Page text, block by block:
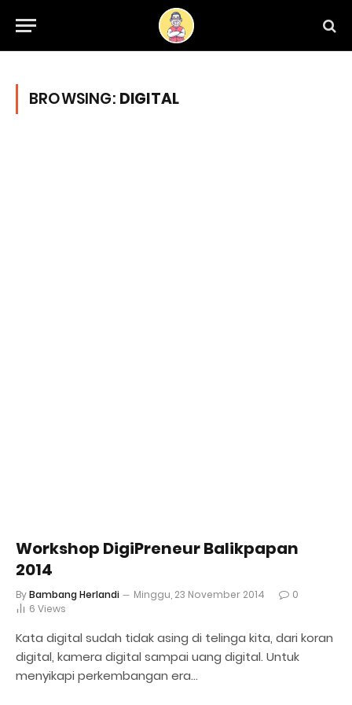
BROWSING: DIGITAL
Workshop DigiPreneur Balikpapan
2014
ByBambang Herlandi Minggu, 23 November 2014
0
6 Views
Kata digital sudah tidak asing di telinga kita, dari koran
digital, kamera digital sampai uang digital. Untuk
menyikapi perkembangan era…